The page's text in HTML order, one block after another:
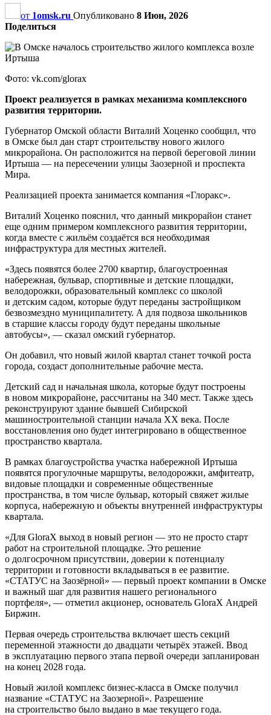
от 1omsk.ru Опубликовано 8 Июн, 2026
Поделиться
Фото: vk.com/glorax
Проект реализуется в рамках механизма комплексного
развития территории.
Губернатор Омской области Виталий Хоценко сообщил, что
в Омске был дан старт строительству нового жилого
микрорайона. Он расположится на первой береговой линии
Иртыша — на пересечении улицы Заозерной и проспекта
Мира.
Реализацией проекта занимается компания «Глоракс».
Виталий Хоценко пояснил, что данный микрорайон станет
еще одним примером комплексного развития территории,
когда вместе с жильём создаётся вся необходимая
инфраструктура для местных жителей.
«Здесь появятся более 2700 квартир, благоустроенная
набережная, бульвар, спортивные и детские площадки,
велодорожки, образовательный комплекс со школой
и детским садом, которые будут переданы застройщиком
безвозмездно муниципалитету. А для подвоза школьников
в старшие классы городу будут переданы школьные
автобусы», — сказал омский губернатор.
Он добавил, что новый жилой квартал станет точкой роста
города, создаст дополнительные рабочие места.
Детский сад и начальная школа, которые будут построены
в новом микрорайоне, рассчитаны на 340 мест. Также здесь
реконструируют здание бывшей Сибирской
машиностроительной станции начала XX века. После
восстановления оно будет интегрировано в общественное
пространство квартала.
В рамках благоустройства участка набережной Иртыша
появятся прогулочные маршруты, велодорожки, амфитеатр,
видовые площадки и современные общественные
пространства, в том числе бульвар, который свяжет жилые
корпуса, набережную и объекты внутренней инфраструктуры
квартала.
«Для GloraX выход в новый регион — это не просто старт
работ на строительной площадке. Это решение
о долгосрочном присутствии, доверии к потенциалу
территории и готовности вкладываться в ее развитие.
«СТАТУС на Заозёрной» — первый проект компании в Омске
и важный шаг для развития нашего регионального
портфеля», — отметил акционер, основатель GloraX Андрей
Биржин.
Первая очередь строительства включает шесть секций
переменной этажности до двадцати четырёх этажей. Ввод
в эксплуатацию первого этапа первой очереди запланирован
на конец 2028 года.
Новый жилой комплекс бизнес‑класса в Омске получил
название «СТАТУС на Заозерной». Разрешение
на строительство было выдано в мае текущего года.